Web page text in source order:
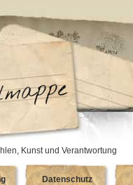
Kunst und Verantwortung
Datenschutz